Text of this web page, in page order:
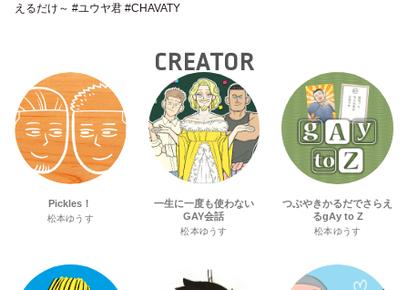
えるだけ～ #ユウヤ君 #CHAVATY
CREATOR
Pickles！
松本ゆうす
一生に一度も使わない
GAY会話
松本ゆうす
つぶやきかるだでさらえ
るgAy to Z
松本ゆうす